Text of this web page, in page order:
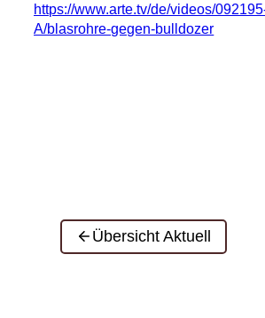
https://www.arte.tv/de/videos/
A/blasrohre-gegen-bulldozer
Übersicht Aktuell